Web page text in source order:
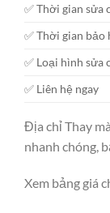
✅ Thời gian sửa
✅ Thời gian bảo
✅ Loại hình sửa
✅ Liên hệ ngay
Địa chỉ Thay
nhanh chóng,
Xem bảng giá